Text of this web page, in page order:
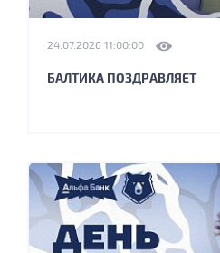
24.07.2026 11:00:00
БАЛТИКА ПОЗДРАВЛЯЕТ